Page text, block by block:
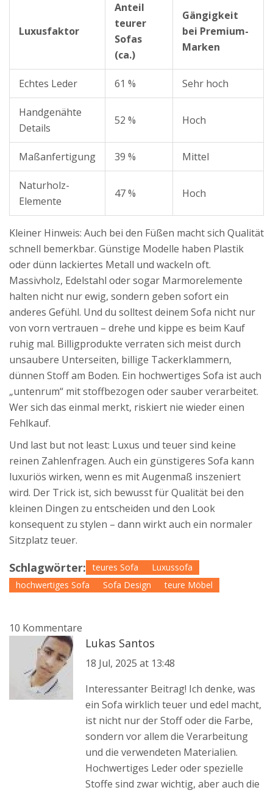
Luxusfaktor
Anteil
teurer
Sofas
(ca.)
Gängigkeit
bei Premium-
Marken
Echtes Leder 61 % Sehr hoch
Handgenähte
Details
52 % Hoch
Maßanfertigung 39 % Mittel
Naturholz-
Elemente
47 % Hoch
Kleiner Hinweis: Auch bei den Füßen macht sich Qualität
schnell bemerkbar. Günstige Modelle haben Plastik
oder dünn lackiertes Metall und wackeln oft.
Massivholz, Edelstahl oder sogar Marmorelemente
halten nicht nur ewig, sondern geben sofort ein
anderes Gefühl. Und du solltest deinem Sofa nicht nur
von vorn vertrauen – drehe und kippe es beim Kauf
ruhig mal. Billigprodukte verraten sich meist durch
unsaubere Unterseiten, billige Tackerklammern,
dünnen Stoff am Boden. Ein hochwertiges Sofa ist auch
„untenrum“ mit stoffbezogen oder sauber verarbeitet.
Wer sich das einmal merkt, riskiert nie wieder einen
Fehlkauf.
Und last but not least: Luxus und teuer sind keine
reinen Zahlenfragen. Auch ein günstigeres Sofa kann
luxuriös wirken, wenn es mit Augenmaß inszeniert
wird. Der Trick ist, sich bewusst für Qualität bei den
kleinen Dingen zu entscheiden und den Look
konsequent zu stylen – dann wirkt auch ein normaler
Sitzplatz teuer.
Schlagwörter: teures Sofa
Luxussofa
hochwertiges Sofa
Sofa Design teure Möbel
10 Kommentare
Lukas Santos
18 Jul, 2025 at 13:48
Interessanter Beitrag! Ich denke, was
ein Sofa wirklich teuer und edel macht,
ist nicht nur der Stoff oder die Farbe,
sondern vor allem die Verarbeitung
und die verwendeten Materialien.
Hochwertiges Leder oder spezielle
Stoffe sind zwar wichtig, aber auch die